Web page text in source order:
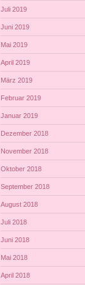
Juli 2019
Juni 2019
Mai 2019
April 2019
März 2019
Februar 2019
Januar 2019
Dezember 2018
November 2018
Oktober 2018
September 2018
August 2018
Juli 2018
Juni 2018
Mai 2018
April 2018